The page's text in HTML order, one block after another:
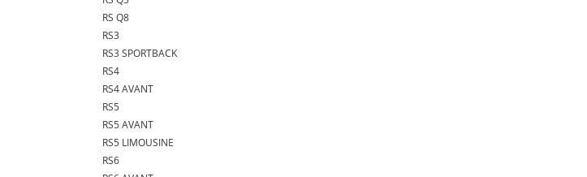
RS Q8
RS3
RS3 SPORTBACK
RS4
RS4 AVANT
RS5
RS5 AVANT
RS5 LIMOUSINE
RS6